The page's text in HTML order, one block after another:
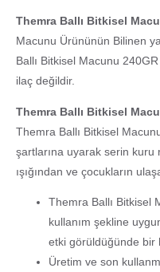
Themra Ballı Bitkisel
Macunu Ürününün Bilinen
Ballı Bitkisel Macunu
ilaç değildir.
Themra Ballı Bitkisel
Themra Ballı Bitkisel
şartlarına uyarak serin
ışığından ve çocukların
Themra Ballı Bitkisel
kullanım şekline
etki görüldüğünde bir
Üretim ve son